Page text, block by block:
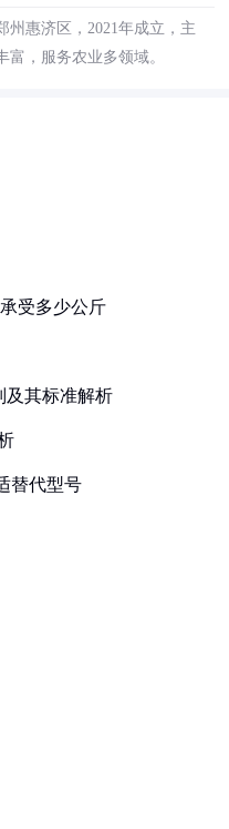
州惠济区，2021年成立，主
，服务农业多领域。
受多少公斤
及其标准解析
替代型号